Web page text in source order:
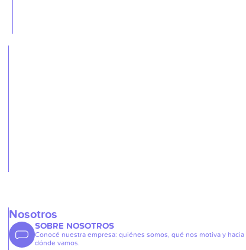
Nosotros
SOBRE NOSOTROS
Conocé nuestra empresa: quiénes somos, qué nos motiva y hacia
dónde vamos.